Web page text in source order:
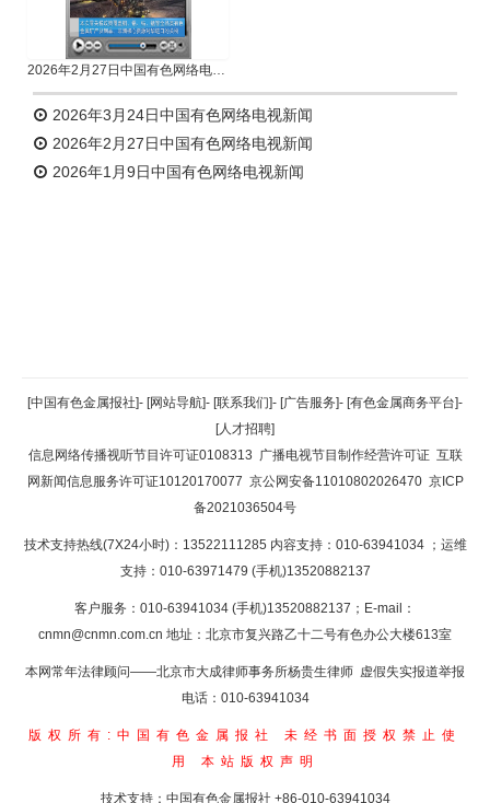
2026年2月27日中国有色网络电视新闻
2026年3月24日中国有色网络电视新闻
2026年2月27日中国有色网络电视新闻
2026年1月9日中国有色网络电视新闻
返回顶部
返回首页
[中国有色金属报社]- [网站导航]- [联系我们]- [广告服务]- [有色金属商务平台]-
[人才招聘]
信息网络传播视听节目许可证0108313 广播电视节目制作经营许可证 互联
网新闻信息服务许可证10120170077 京公网安备11010802026470 京ICP
备2021036504号
技术支持热线(7X24小时)：13522111285 内容支持：010-63941034 ；运维
支持：010-63971479 (手机)13520882137
客户服务：010-63941034 (手机)13520882137；E-mail：
cnmn@cnmn.com.cn 地址：北京市复兴路乙十二号有色办公大楼613室
本网常年法律顾问——北京市大成律师事务所杨贵生律师 虚假失实报道举报
电话：010-63941034
版权所有:中国有色金属报社
未经书面授权禁止使
用 本站版权声明
技术支持：中国有色金属报社 +86-010-63941034